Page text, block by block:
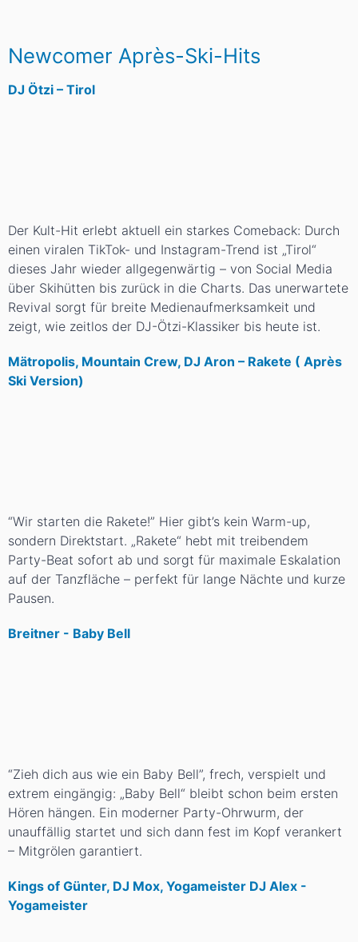
Newcomer Après-Ski-Hits
DJ Ötzi – Tirol
Der Kult-Hit erlebt aktuell ein starkes Comeback: Durch
einen viralen TikTok- und Instagram-Trend ist „Tirol“
dieses Jahr wieder allgegenwärtig – von Social Media
über Skihütten bis zurück in die Charts. Das unerwartete
Revival sorgt für breite Medienaufmerksamkeit und
zeigt, wie zeitlos der DJ-Ötzi-Klassiker bis heute ist.
Mätropolis, Mountain Crew, DJ Aron – Rakete ( Après
Ski Version)
“Wir starten die Rakete!” Hier gibt’s kein Warm-up,
sondern Direktstart. „Rakete“ hebt mit treibendem
Party-Beat sofort ab und sorgt für maximale Eskalation
auf der Tanzfläche – perfekt für lange Nächte und kurze
Pausen.
Breitner - Baby Bell
“Zieh dich aus wie ein Baby Bell”, frech, verspielt und
extrem eingängig: „Baby Bell“ bleibt schon beim ersten
Hören hängen. Ein moderner Party-Ohrwurm, der
unauffällig startet und sich dann fest im Kopf verankert
– Mitgrölen garantiert.
Kings of Günter, DJ Mox, Yogameister DJ Alex -
Yogameister